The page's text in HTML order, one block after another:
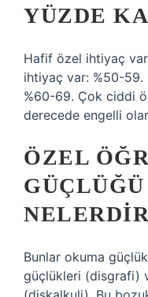
YÜZDE
Hafif özel ihtiyaç
ihtiyaç var: %50-
%60-69. Çok ciddi
derecede engelli
ÖZEL
Bunlar okuma
güçlükleri (disgrafi)